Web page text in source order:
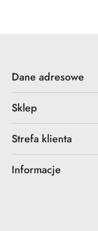
Dane adresowe
Sklep
Strefa klienta
Informacje